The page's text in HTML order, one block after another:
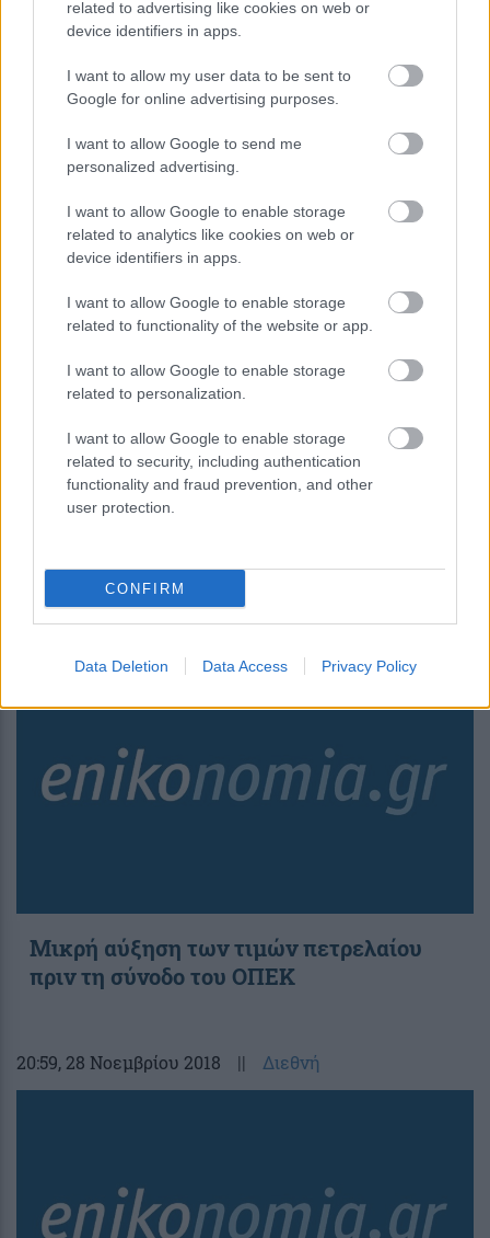
related to advertising like cookies on web or
device identifiers in apps.
I want to allow my user data to be sent to
Google for online advertising purposes.
I want to allow Google to send me
personalized advertising.
I want to allow Google to enable storage
related to analytics like cookies on web or
device identifiers in apps.
I want to allow Google to enable storage
related to functionality of the website or app.
I want to allow Google to enable storage
related to personalization.
I want to allow Google to enable storage
related to security, including authentication
functionality and fraud prevention, and other
user protection.
CONFIRM
Data Deletion Data Access Privacy Policy
Νέα βουτιά των τιμών του πετρελαίου –
, 17 Δεκεμβρίου 2018 || Αγορές
19:37, 5 Δεκεμβρίου 2018 || Διεθνή
Μικρή αύξηση των τιμών πετρελαίου
πριν τη σύνοδο του ΟΠΕΚ
20:59, 28 Νοεμβρίου 2018 || Διεθνή